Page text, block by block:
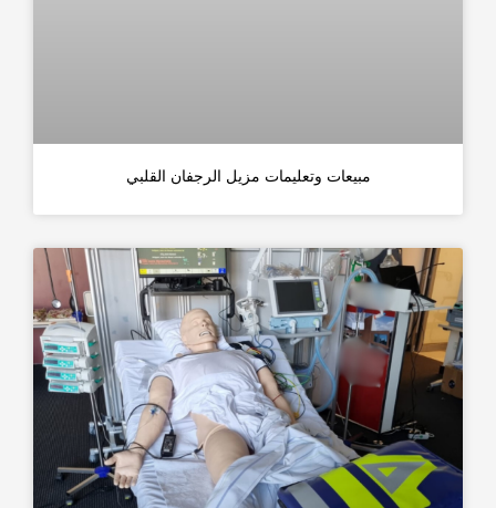
مبيعات وتعليمات مزيل الرجفان القلبي